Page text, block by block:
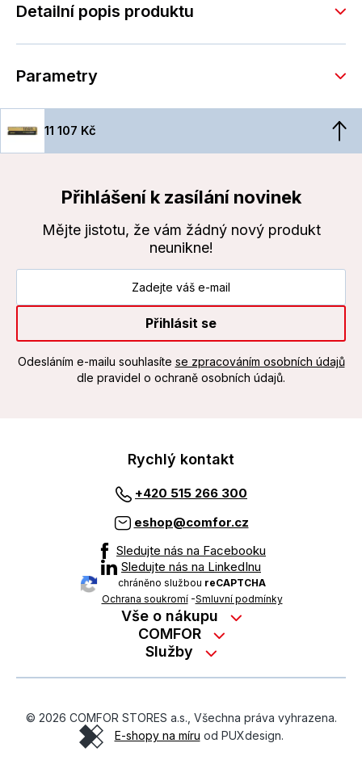
Detailní popis produktu
Parametry
11 107 Kč
Přihlášení k zasílání novinek
Mějte jistotu, že vám žádný nový produkt
neunikne!
Přihlásit se
Odesláním e-mailu souhlasíte se zpracováním osobních údajů
dle pravidel o ochraně osobních údajů.
Rychlý kontakt
+420 515 266 300
eshop@comfor.cz
Sledujte nás na Facebooku
Sledujte nás na LinkedInu
chráněno službou reCAPTCHA
Ochrana soukromí-Smluvní podmínky
Vše o nákupu
Nákup na splátky
Možnosti platby
Obchodní podmínky
Ochrana osobních údajů
COMFOR
Kontakty
Kariéra
O revimarketu
Služby
On-line podpora
© 2026 COMFOR STORES a.s., Všechna práva vyhrazena.
E-shopy na míru od PUXdesign.